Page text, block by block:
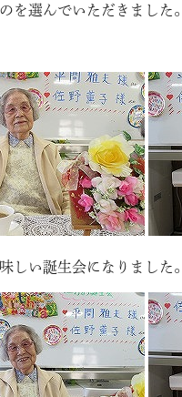
を選んでいただきました。
しい誕生会になりました。